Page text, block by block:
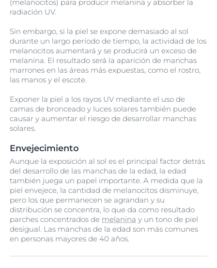
(melanocitos) para producir melanina y absorber la
radiación UV.
Sin embargo, si la piel se expone demasiado al sol
durante un largo período de tiempo, la actividad de los
melanocitos aumentará y se producirá un exceso de
melanina. El resultado será la aparición de manchas
marrones en las áreas más expuestas, como el rostro,
las manos y el escote.
Exponer la piel a los rayos UV mediante el uso de
camas de bronceado y luces solares también puede
causar y aumentar el riesgo de desarrollar manchas
solares.
Envejecimiento
Aunque la exposición al sol es el principal factor detrás
del desarrollo de las manchas de la edad, la edad
también juega un papel importante. A medida que la
piel envejece, la cantidad de melanocitos disminuye,
pero los que permanecen se agrandan y su
distribución se concentra, lo que da como resultado
parches concentrados de melanina y un tono de piel
desigual. Las manchas de la edad son más comunes
en personas mayores de 40 años.